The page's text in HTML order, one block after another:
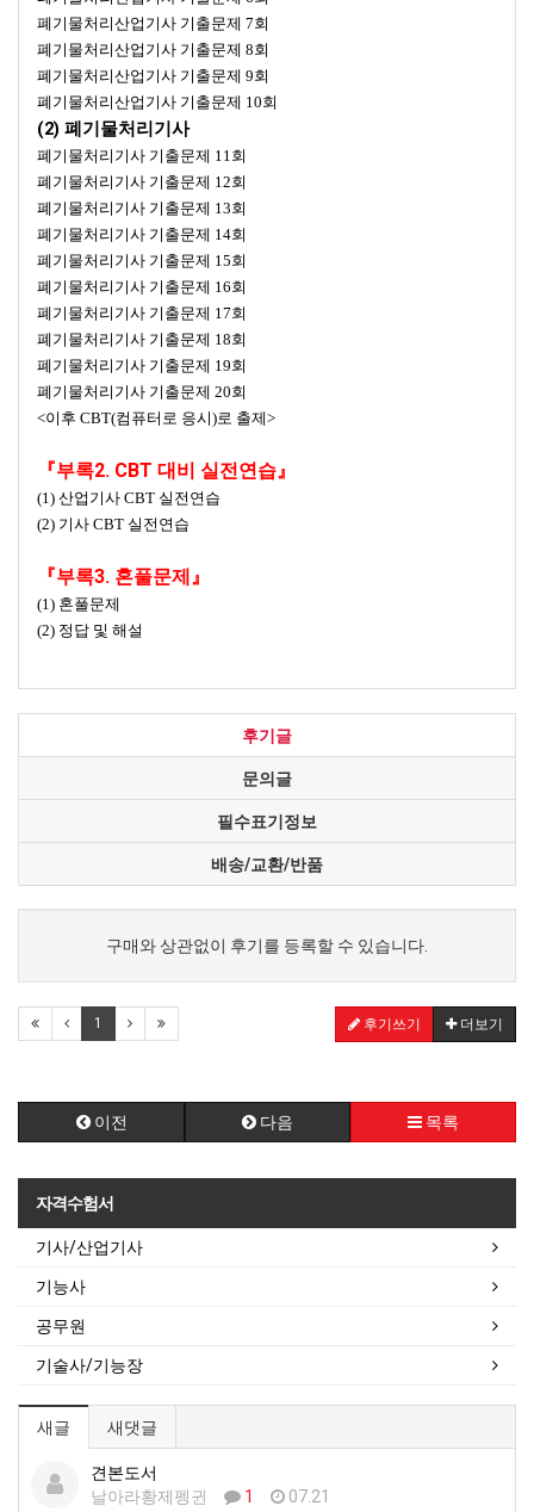
폐기물처리산업기사 기출문제 7회
폐기물처리산업기사 기출문제 8회
폐기물처리산업기사 기출문제 9회
폐기물처리산업기사 기출문제 10회
(2) 폐기물처리기사
폐기물처리기사 기출문제 11회
폐기물처리기사 기출문제 12회
폐기물처리기사 기출문제 13회
폐기물처리기사 기출문제 14회
폐기물처리기사 기출문제 15회
폐기물처리기사 기출문제 16회
폐기물처리기사 기출문제 17회
폐기물처리기사 기출문제 18회
폐기물처리기사 기출문제 19회
폐기물처리기사 기출문제 20회
<이후 CBT(컴퓨터로 응시)로 출제>
『부록2. CBT 대비 실전연습』
(1) 산업기사 CBT 실전연습
(2) 기사 CBT 실전연습
『부록3. 혼풀문제』
(1) 혼풀문제
(2) 정답 및 해설
후기글
문의글
필수표기정보
배송/교환/반품
구매와 상관없이 후기를 등록할 수 있습니다.
1 후기쓰기 더보기
이전 다음 목록
자격수험서
기사/산업기사
기능사
공무원
기술사/기능장
새글 새댓글
견본도서
날아라황제펭귄
1
07.21